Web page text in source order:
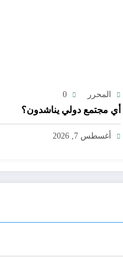
المحرر 0
أي مجتمع دولي يناشدون؟
أغسطس 7, 2026